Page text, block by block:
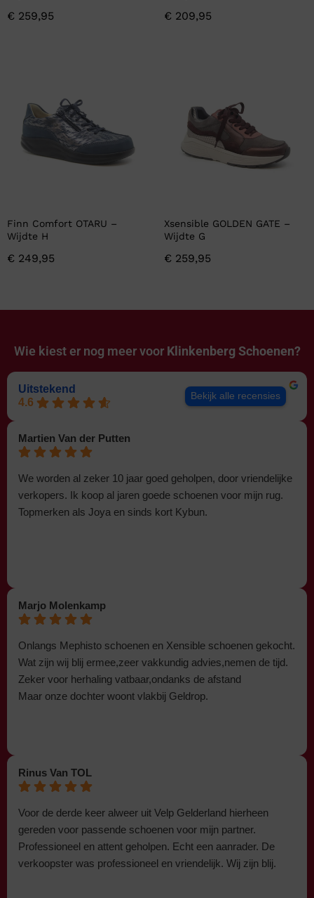
€ 259,95 € 209,95
Finn Comfort OTARU –
Wijdte H
€ 249,95
Xsensible GOLDEN GATE –
Wijdte G
€ 259,95
Wie kiest er nog meer voor Klinkenberg Schoenen?
Uitstekend
4.6
Bekijk alle recensies
Martien Van der Putten
We worden al zeker 10 jaar goed geholpen, door vriendelijke
verkopers. Ik koop al jaren goede schoenen voor mijn rug.
Topmerken als Joya en sinds kort Kybun.
Marjo Molenkamp
Onlangs Mephisto schoenen en Xensible schoenen gekocht.
Wat zijn wij blij ermee,zeer vakkundig advies,nemen de tijd.
Zeker voor herhaling vatbaar,ondanks de afstand
Maar onze dochter woont vlakbij Geldrop.
Rinus Van TOL
Voor de derde keer alweer uit Velp Gelderland hierheen
gereden voor passende schoenen voor mijn partner.
Professioneel en attent geholpen. Echt een aanrader. De
verkoopster was professioneel en vriendelijk. Wij zijn blij.